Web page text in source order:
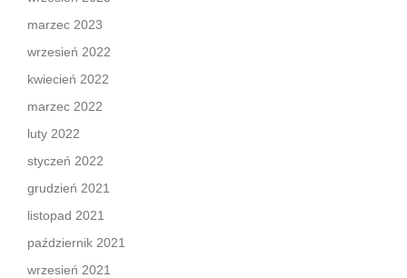
marzec 2023
wrzesień 2022
kwiecień 2022
marzec 2022
luty 2022
styczeń 2022
grudzień 2021
listopad 2021
październik 2021
wrzesień 2021